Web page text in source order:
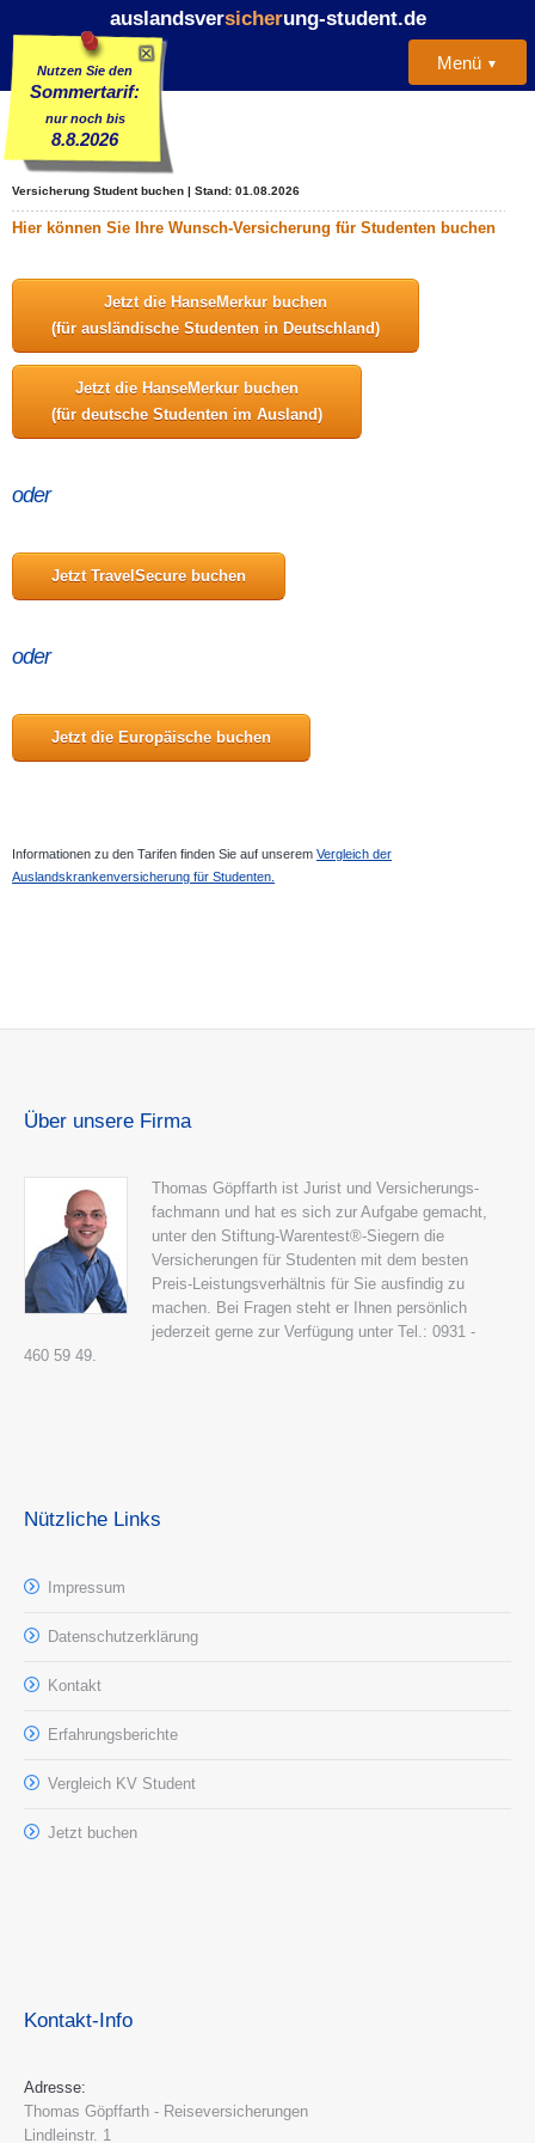
auslandsversicherung-student.de
Nutzen Sie den
Sommertarif:
nur noch bis
8.8.2026
Menü
Vergleich Studenten-Versicherungen
Kontakt
Versicherung Student buchen | Stand: 01.08.2026
Hier können Sie Ihre Wunsch-Versicherung für Studenten buchen
Jetzt die HanseMerkur buchen
(für ausländische Studenten in Deutschland)
Jetzt die HanseMerkur buchen
(für deutsche Studenten im Ausland)
oder
Jetzt TravelSecure buchen
oder
Jetzt die Europäische buchen
Informationen zu den Tarifen finden Sie auf unserem Vergleich der
Auslandskrankenversicherung für Studenten.
Über unsere Firma
Thomas Göpffarth ist Jurist und Versicherungs-
fachmann und hat es sich zur Aufgabe gemacht,
unter den Stiftung-Warentest®-Siegern die
Versicherungen für Studenten mit dem besten
Preis-Leistungsverhältnis für Sie ausfindig zu
machen. Bei Fragen steht er Ihnen persönlich
jederzeit gerne zur Verfügung unter Tel.: 0931 -
460 59 49.
Nützliche Links
Impressum
Datenschutzerklärung
Kontakt
Erfahrungsberichte
Vergleich KV Student
Jetzt buchen
Kontakt-Info
Adresse:
Thomas Göpffarth - Reiseversicherungen
Lindleinstr. 1